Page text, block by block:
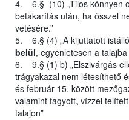
4. 6.§ (10) „Tilos könnyen
betakarítás után, ha ősszel
vetésére.”
5. 6.§ (4) „A kijuttatott
belül, egyenletesen a talajba
6. 9.§ (1) b) „Elszivárgás
trágyakazal nem létesíthető
és február 15. között
valamint fagyott, vízzel
talajon”